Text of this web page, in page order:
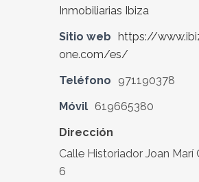
Inmobiliarias Ibiza
Sitio web https://
one.com/es/
Teléfono
971190378
Móvil 619665380
Dirección
Calle Historiador Joan Marí
6